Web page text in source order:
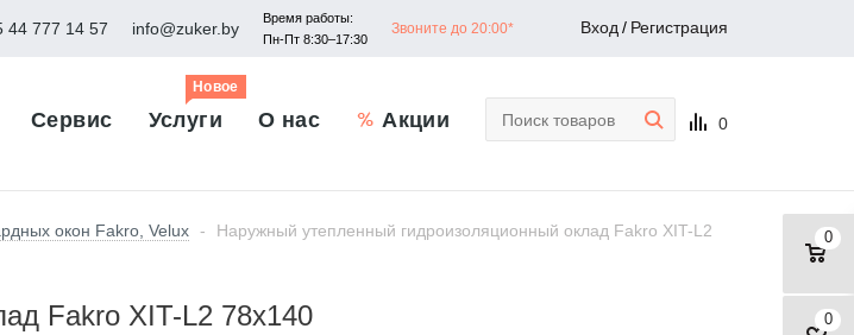
44 777 14 57 info@zuker.by
Время работы:
Пн-Пт 8:30–17:30
Звоните до 20:00* Вход / Регистрация
Сервис Услуги
Новое
О нас Акции 0
0
0
окон Fakro, Velux -
Наружный утепленный гидроизоляционный оклад Fakro XIT-L2
Fakro XIT-L2 78х140